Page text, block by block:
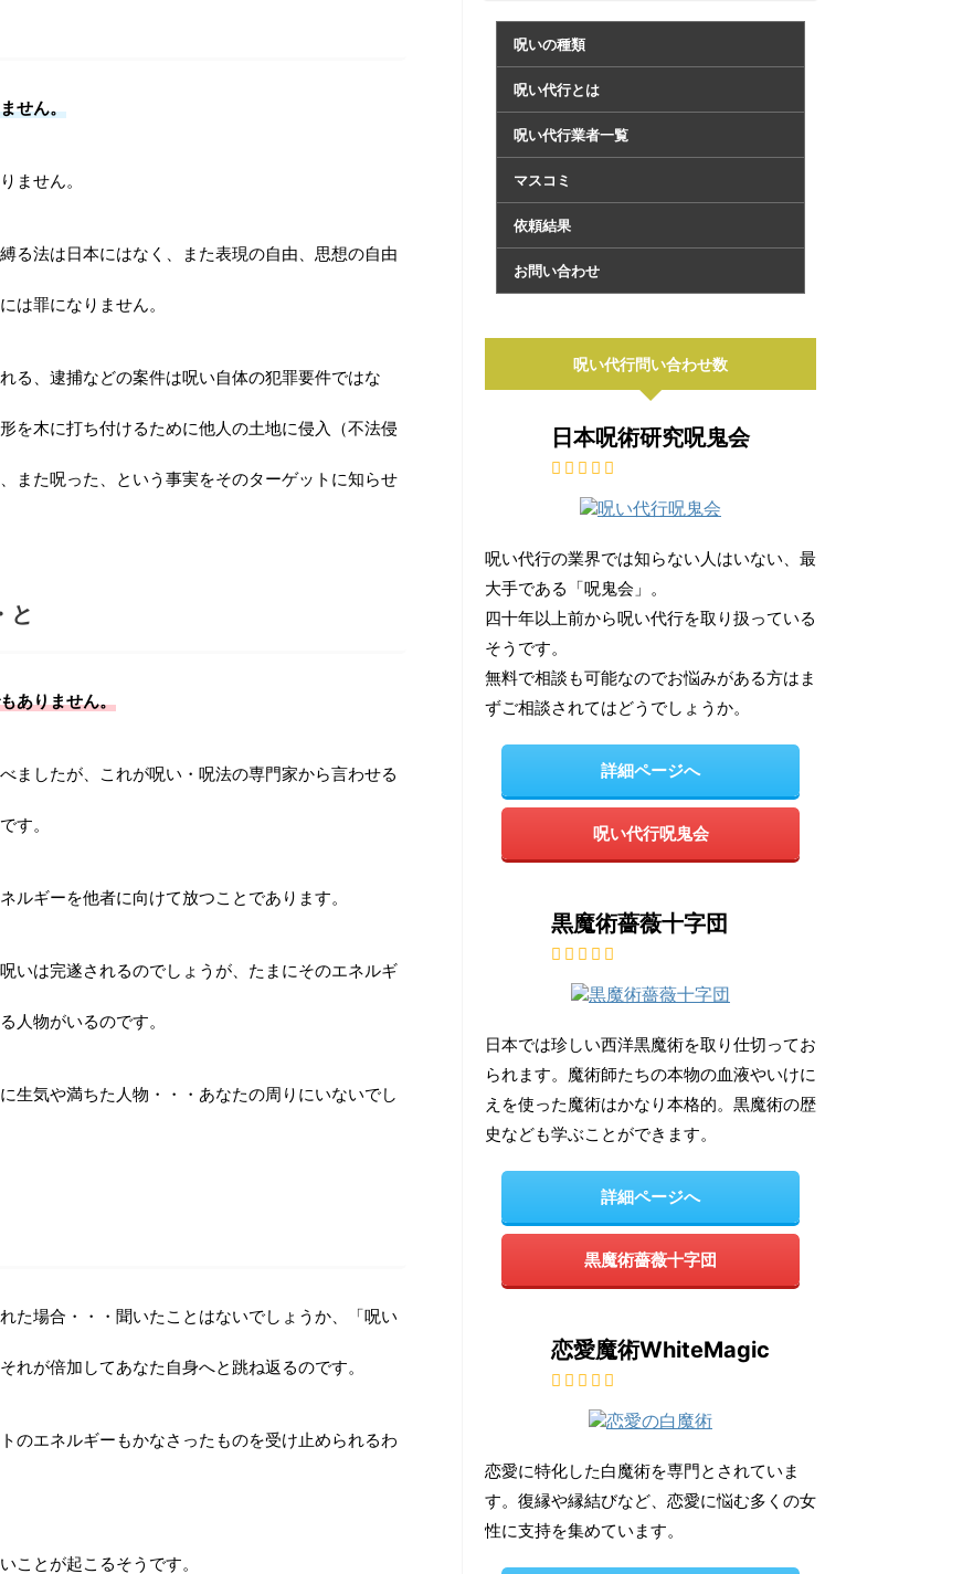
せん。
ません。
る法は日本にはなく、また表現の自由、思想の自由
は罪になりません。
る、逮捕などの案件は呪い自体の犯罪要件ではな
を木に打ち付けるために他人の土地に侵入（不法侵
また呪った、という事実をそのターゲットに知らせ
と
ありません。
ましたが、これが呪い・呪法の専門家から言わせる
す。
ルギーを他者に向けて放つことであります。
いは完遂されるのでしょうが、たまにそのエネルギ
人物がいるのです。
生気や満ちた人物・・・あなたの周りにいないでし
た場合・・・聞いたことはないでしょうか、「呪い
れが倍加してあなた自身へと跳ね返るのです。
のエネルギーもかなさったものを受け止められるわ
ことが起こるそうです。
呪いの種類
呪い代行とは
呪い代行業者一覧
マスコミ
依頼結果
お問い合わせ
呪い代行問い合わせ数
日本呪術研究呪鬼会
呪い代行の業界では知らない人はいない、最
大手である「呪鬼会」。
四十年以上前から呪い代行を取り扱っている
そうです。
無料で相談も可能なのでお悩みがある方はま
ずご相談されてはどうでしょうか。
詳細ページへ
呪い代行呪鬼会
黒魔術薔薇十字団
日本では珍しい西洋黒魔術を取り仕切ってお
られます。魔術師たちの本物の血液やいけに
えを使った魔術はかなり本格的。黒魔術の歴
史なども学ぶことができます。
詳細ページへ
黒魔術薔薇十字団
恋愛魔術WhiteMagic
恋愛に特化した白魔術を専門とされていま
す。復縁や縁結びなど、恋愛に悩む多くの女
性に支持を集めています。